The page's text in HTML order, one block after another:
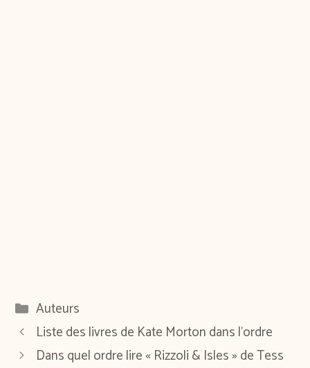
Catégories
Auteurs
Liste des livres de Kate Morton dans l’ordre
Dans quel ordre lire « Rizzoli & Isles » de Tess